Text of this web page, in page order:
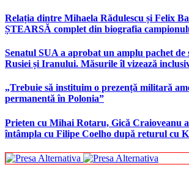
Relația dintre Mihaela Rădulescu și Felix
ȘTEARSĂ complet din biografia
Senatul SUA a aprobat un amplu pachet
Rusiei și Iranului. Măsurile îl vizează
„Trebuie să instituim o prezență militară
permanentă în Polonia”
Prieten cu Mihai Rotaru, Gică Craioveanu a
întâmpla cu Filipe Coelho după returul cu